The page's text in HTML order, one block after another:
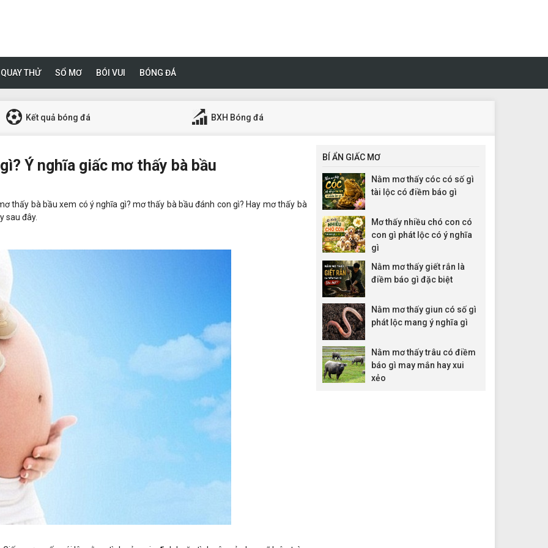
QUAY THỬ SỔ MƠ BÓI VUI BÓNG ĐÁ
Kết quả bóng đá BXH Bóng đá
Ý nghĩa giấc mơ thấy bà bầu
thấy bà bầu xem có ý nghĩa gì? mơ thấy bà bầu đánh con gì? Hay mơ thấy bà
sau đây.
BÍ ẨN GIẤC MƠ
Nằm mơ thấy cóc có số gì
tài lộc có điềm báo gì
Mơ thấy nhiều chó con có
con gì phát lộc có ý nghĩa
gì
Nằm mơ thấy giết rắn là
điềm báo gì đặc biệt
Nằm mơ thấy giun có số gì
phát lộc mang ý nghĩa gì
Nằm mơ thấy trâu có điềm
báo gì may mắn hay xui
xẻo